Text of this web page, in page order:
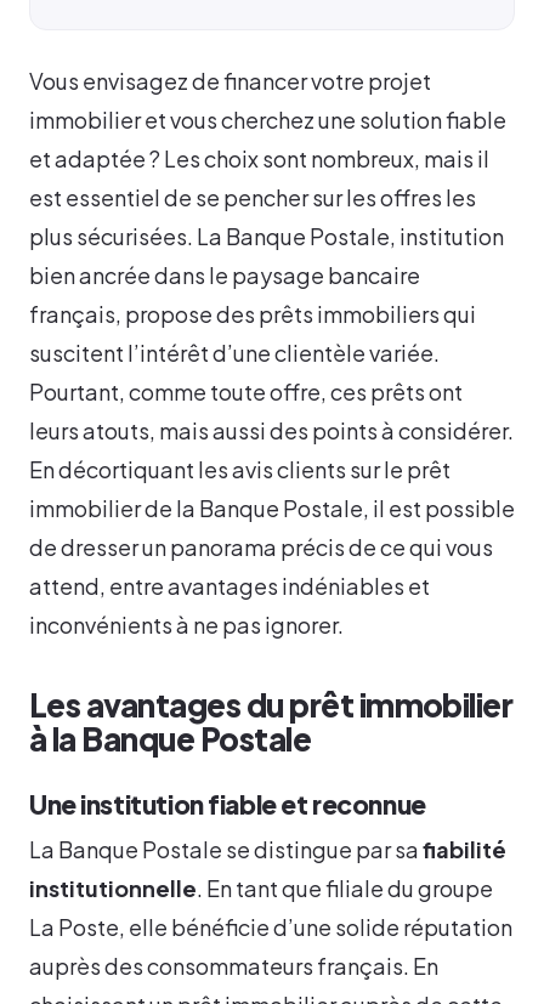
Vous envisagez de financer votre projet
immobilier et vous cherchez une solution fiable
et adaptée ? Les choix sont nombreux, mais il
est essentiel de se pencher sur les offres les
plus sécurisées. La Banque Postale, institution
bien ancrée dans le paysage bancaire
français, propose des prêts immobiliers qui
suscitent l’intérêt d’une clientèle variée.
Pourtant, comme toute offre, ces prêts ont
leurs atouts, mais aussi des points à considérer.
En décortiquant les avis clients sur le prêt
immobilier de la Banque Postale, il est possible
de dresser un panorama précis de ce qui vous
attend, entre avantages indéniables et
inconvénients à ne pas ignorer.
Les avantages du prêt immobilier
à la Banque Postale
Une institution fiable et reconnue
La Banque Postale se distingue par safiabilité
institutionnelle. En tant que filiale du groupe
La Poste, elle bénéficie d’une solide réputation
auprès des consommateurs français. En